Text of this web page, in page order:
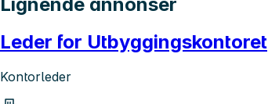
Leder for Utbyggingskontoret
Kontorleder